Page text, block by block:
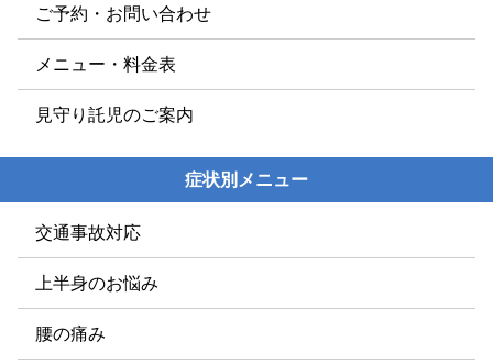
ご予約・お問い合わせ
メニュー・料金表
見守り託児のご案内
症状別メニュー
交通事故対応
上半身のお悩み
腰の痛み